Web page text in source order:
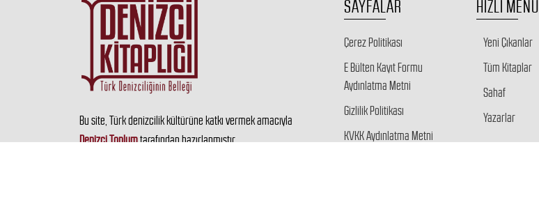
Bu site, Türk denizcilik kültürüne katkı vermek amacıyla
Denizci Toplumtarafından hazırlanmıştır.
SAYFALAR
Çerez Politikası
E Bülten Kayıt Formu
Aydınlatma Metni
Gizlilik Politikası
KVKK Aydınlatma Metni
HIZLI MENÜ
Yeni Çıkanlar
Tüm Kitaplar
Sahaf
Yazarlar